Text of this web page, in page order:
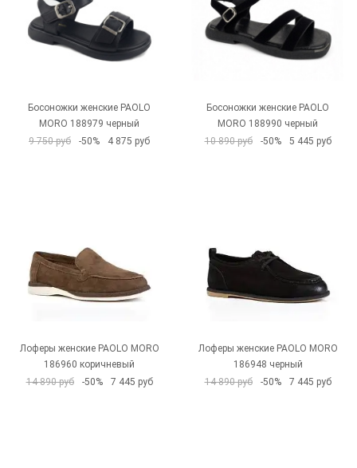
Босоножки женские PAOLO
MORO 188979 черный
9 750 руб
-50% 4 875 руб
Босоножки женские PAOLO
MORO 188990 черный
10 890 руб
-50% 5 445 руб
Лоферы женские PAOLO MORO
186960 коричневый
14 890 руб
-50% 7 445 руб
Лоферы женские PAOLO MORO
186948 черный
14 890 руб
-50% 7 445 руб